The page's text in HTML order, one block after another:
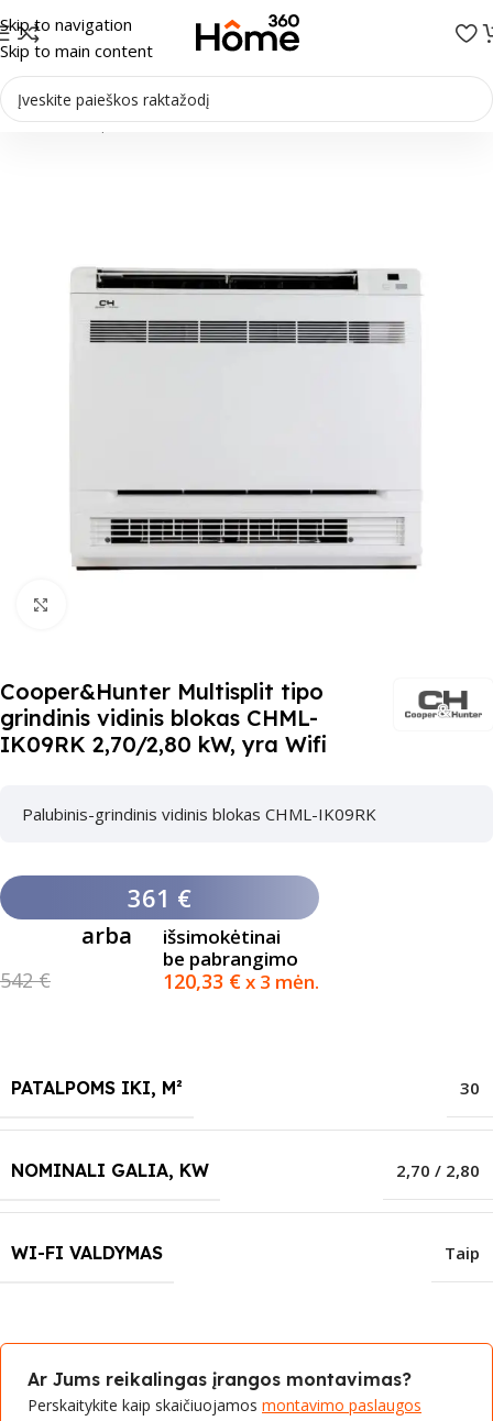
Skip to navigation
Skip to main content
Pradžia/Multi-Split sistemos/Vidiniai blokai
Cooper&Hunter Multisplit tipo
grindinis vidinis blokas CHML-
IK09RK 2,70/2,80 kW, yra Wifi
Palubinis-grindinis vidinis blokas CHML-IK09RK
361 €
542 €
arba
išsimokėtinai
be pabrangimo
120,33 €x 3 mėn.
PATALPOMS IKI, M² 30
NOMINALI GALIA, KW 2,70 / 2,80
WI-FI VALDYMAS Taip
Ar Jums reikalingas įrangos montavimas?
Perskaitykite kaip skaičiuojamos montavimo paslaugos